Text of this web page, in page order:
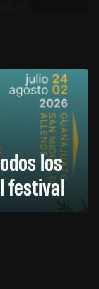
los
festival